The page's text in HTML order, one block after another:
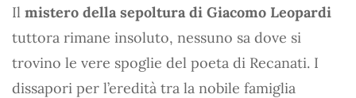
Il mistero della sepoltura di Giacomo Leopardi
tuttora rimane insoluto, nessuno sa dove si
trovino le vere spoglie del poeta di Recanati. I
dissapori per l’eredità tra la nobile famiglia